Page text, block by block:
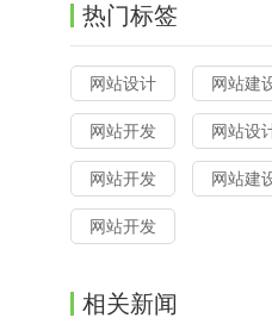
热门标签
网站设计 网站建
网站开发 网站设
网站开发 网站建
网站开发
相关新闻